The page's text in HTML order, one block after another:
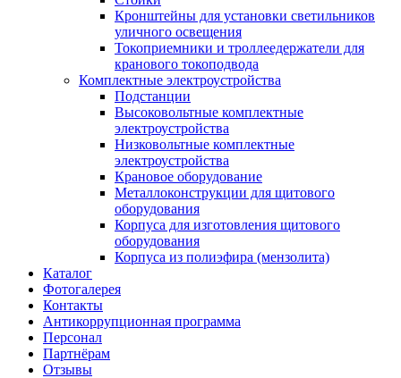
Кронштейны для установки светильников
уличного освещения
Токоприемники и троллеедержатели для
кранового токоподвода
Комплектные электроустройства
Подстанции
Высоковольтные комплектные
электроустройства
Низковольтные комплектные
электроустройства
Крановое оборудование
Металлоконструкции для щитового
оборудования
Корпуса для изготовления щитового
оборудования
Корпуса из полиэфира (мензолита)
Каталог
Фотогалерея
Контакты
Антикоррупционная программа
Персонал
Партнёрам
Отзывы